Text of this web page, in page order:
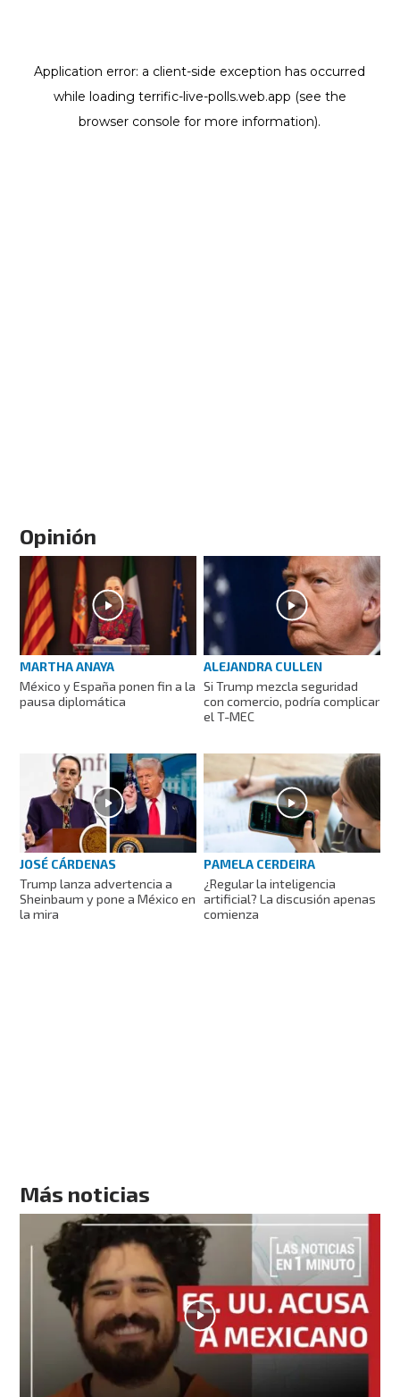
Opinión
MARTHA ANAYA
México y España ponen fin a la
pausa diplomática
ALEJANDRA CULLEN
Si Trump mezcla seguridad
con comercio, podría complicar
el T-MEC
JOSÉ CÁRDENAS
Trump lanza advertencia a
Sheinbaum y pone a México en
la mira
PAMELA CERDEIRA
¿Regular la inteligencia
artificial? La discusión apenas
comienza
Más noticias